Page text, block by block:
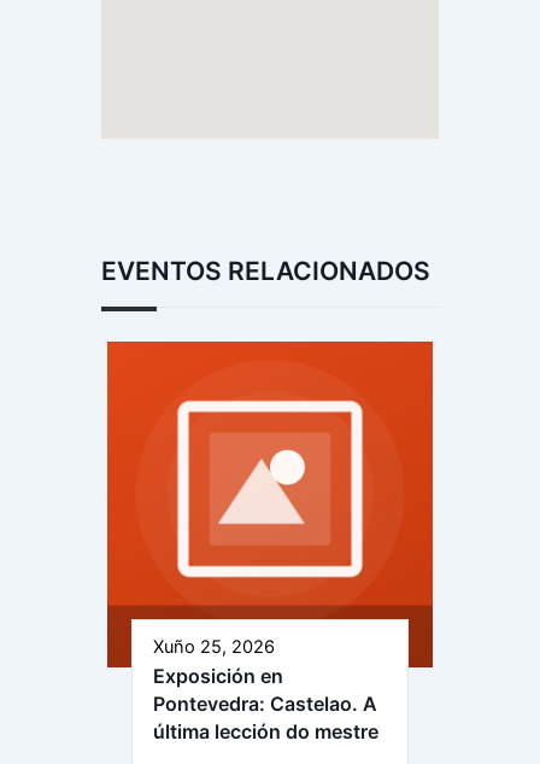
EVENTOS RELACIONADOS
Xuño 25, 2026
Exposición en
Pontevedra: Castelao. A
última lección do mestre